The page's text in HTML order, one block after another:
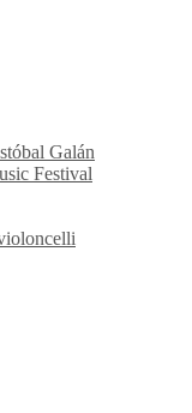
Galán
Festival